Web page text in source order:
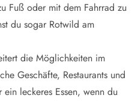
Fuß oder mit dem Fahrrad zu
du sogar Rotwild am
die Möglichkeiten im
Geschäfte, Restaurants und
leckeres Essen, wenn du